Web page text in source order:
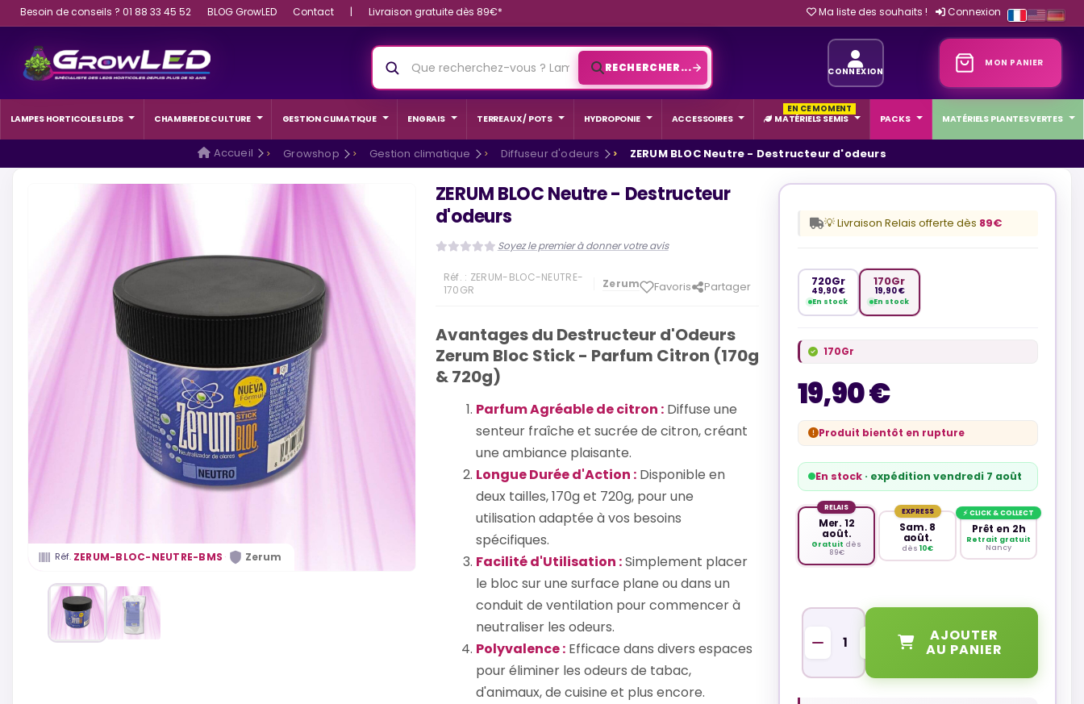
Besoin de conseils ? 01 88 33 45 52 BLOG GrowLED Contact | Livraison gratuite dès 89€* Connexion
Ma liste des souhaits !
MON PANIER
RECHERCHER... CONNEXION
LAMPES HORTICOLES LEDS CHAMBRE DE CULTURE GESTION CLIMATIQUE ENGRAIS TERREAUX / POTS HYDROPONIE ACCESSOIRES MATÉRIELS SEMIS
EN CE MOMENT
PACKS
MATÉRIELS PLANTES VERTES
Accueil Growshop Gestion climatique Diffuseur d'odeurs ZERUM BLOC Neutre - Destructeur d'odeurs
Réf. ZERUM-BLOC-NEUTRE-BMS · Zerum
ZERUM BLOC Neutre - Destructeur
d'odeurs
Soyez le premier à donner votre avis
Réf. : ZERUM-BLOC-NEUTRE-
170GR
Zerum Favoris Partager
Avantages du Destructeur d'Odeurs
Zerum Bloc Stick - Parfum Citron (170g
& 720g)
Parfum Agréable de citron :Diffuse une
senteur fraîche et sucrée de citron, créant
une ambiance plaisante.
Longue Durée d'Action :Disponible en
deux tailles, 170g et 720g, pour une
utilisation adaptée à vos besoins
spécifiques.
Facilité d'Utilisation :Simplement placer
le bloc sur une surface plane ou dans un
conduit de ventilation pour commencer à
neutraliser les odeurs.
Polyvalence :Efficace dans divers espaces
pour éliminer les odeurs de tabac,
d'animaux, de cuisine et plus encore.
720Gr
49,90 €
En stock
170Gr
19,90 €
En stock
170Gr
19,90 €
Produit bientôt en rupture
En stock· expédition vendredi 7 août
RELAIS
Mer. 12
août.
Gratuit dès
89€
EXPRESS
Sam. 8
août.
dès10€
⚡ CLICK & COLLECT
Prêt en 2h
Retrait gratuit
Nancy
💡 Livraison Relais offerte dès 89€
AJOUTER
AU PANIER